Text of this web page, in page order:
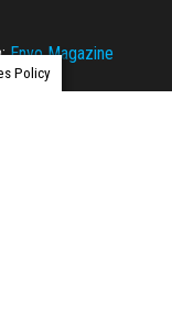
Envo Magazine
Policy